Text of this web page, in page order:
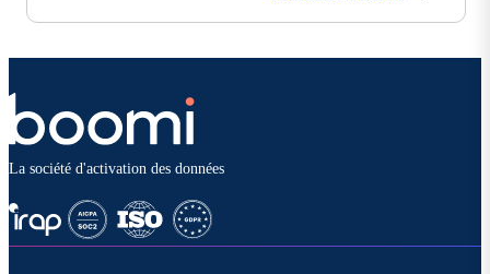
La société d'activation des données